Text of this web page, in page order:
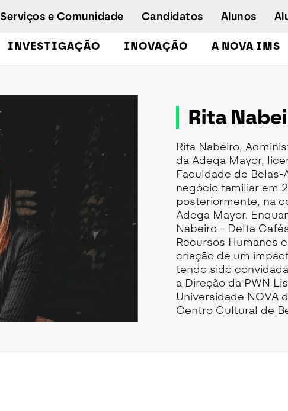
Mestrados Executivos
Formação de Executivos
Workshops e Cursos de Curta Duração
Empregabilidade
Concurso especial - emergência
INVESTIGAÇÃO INOVAÇÃO A NOVA IMS
Serviços e Comunidade Candidatos Alunos
Rita
Rita Nabeiro,
da Adega Mayor,
Faculdade de Belas-
negócio familiar em
posteriormente, na
Adega Mayor.
Nabeiro - Delta
Recursos Humanos
criação de um
tendo sido
a Direção da PWN
Universidade NOVA
Centro Cultural de